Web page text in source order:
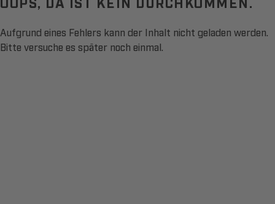
Aufgrund eines Fehlers kann der Inhalt nicht geladen werden.
Bitte versuche es später noch einmal.